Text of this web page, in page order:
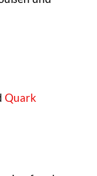
Quark